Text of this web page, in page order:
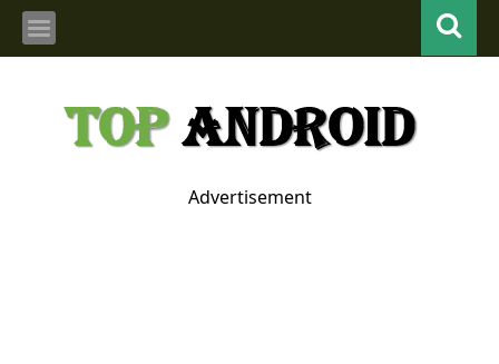
Advertisement